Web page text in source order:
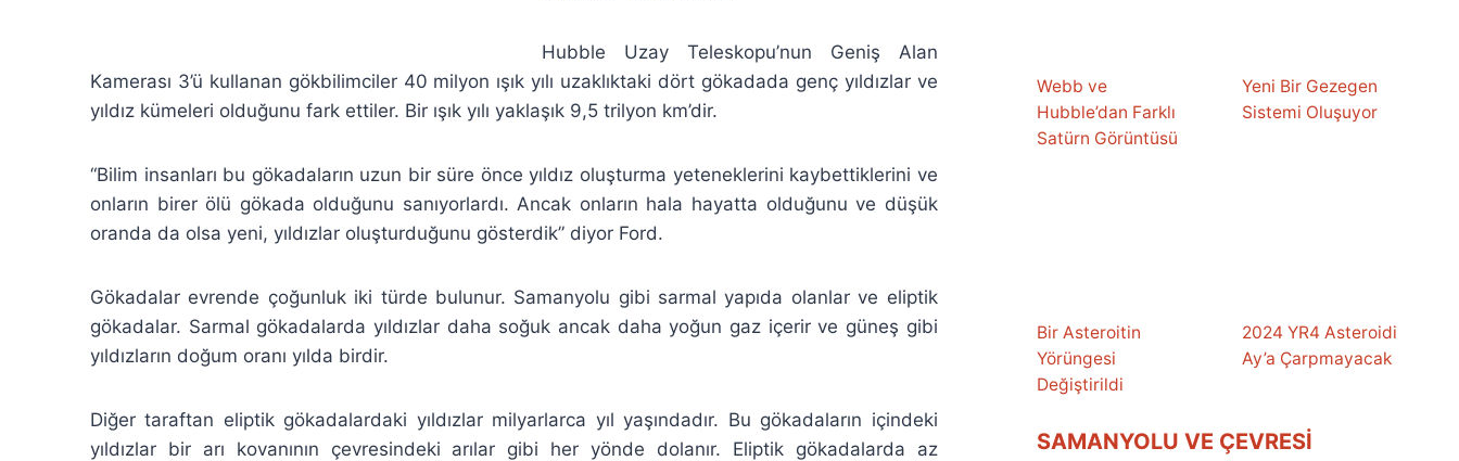
Hubble Uzay Teleskopu’nun Geniş Alan
Kamerası 3’ü kullanan gökbilimciler 40 milyon ışık yılı uzaklıktaki dört gökadada genç yıldızlar ve
yıldız kümeleri olduğunu fark ettiler. Bir ışık yılı yaklaşık 9,5 trilyon km’dir.
“Bilim insanları bu gökadaların uzun bir süre önce yıldız oluşturma yeteneklerini kaybettiklerini ve
onların birer ölü gökada olduğunu sanıyorlardı. Ancak onların hala hayatta olduğunu ve düşük
oranda da olsa yeni, yıldızlar oluşturduğunu gösterdik” diyor Ford.
Gökadalar evrende çoğunluk iki türde bulunur. Samanyolu gibi sarmal yapıda olanlar ve eliptik
gökadalar. Sarmal gökadalarda yıldızlar daha soğuk ancak daha yoğun gaz içerir ve güneş gibi
yıldızların doğum oranı yılda birdir.
Diğer taraftan eliptik gökadalardaki yıldızlar milyarlarca yıl yaşındadır. Bu gökadaların içindeki
yıldızlar bir arı kovanının çevresindeki arılar gibi her yönde dolanır. Eliptik gökadalarda az
Webb ve
Hubble’dan Farklı
Satürn Görüntüsü
Yeni Bir Gezegen
Sistemi Oluşuyor
Bir Asteroitin
Yörüngesi
Değiştirildi
2024 YR4 Asteroidi
Ay’a Çarpmayacak
SAMANYOLU VE ÇEVRESI